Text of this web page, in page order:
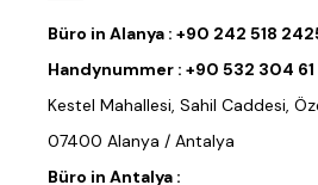
Büro in Alanya : +90 242 518
Handynummer : +90 532 304 61
Kestel Mahallesi, Sahil Caddesi,
07400 Alanya / Antalya
Büro in Antalya :